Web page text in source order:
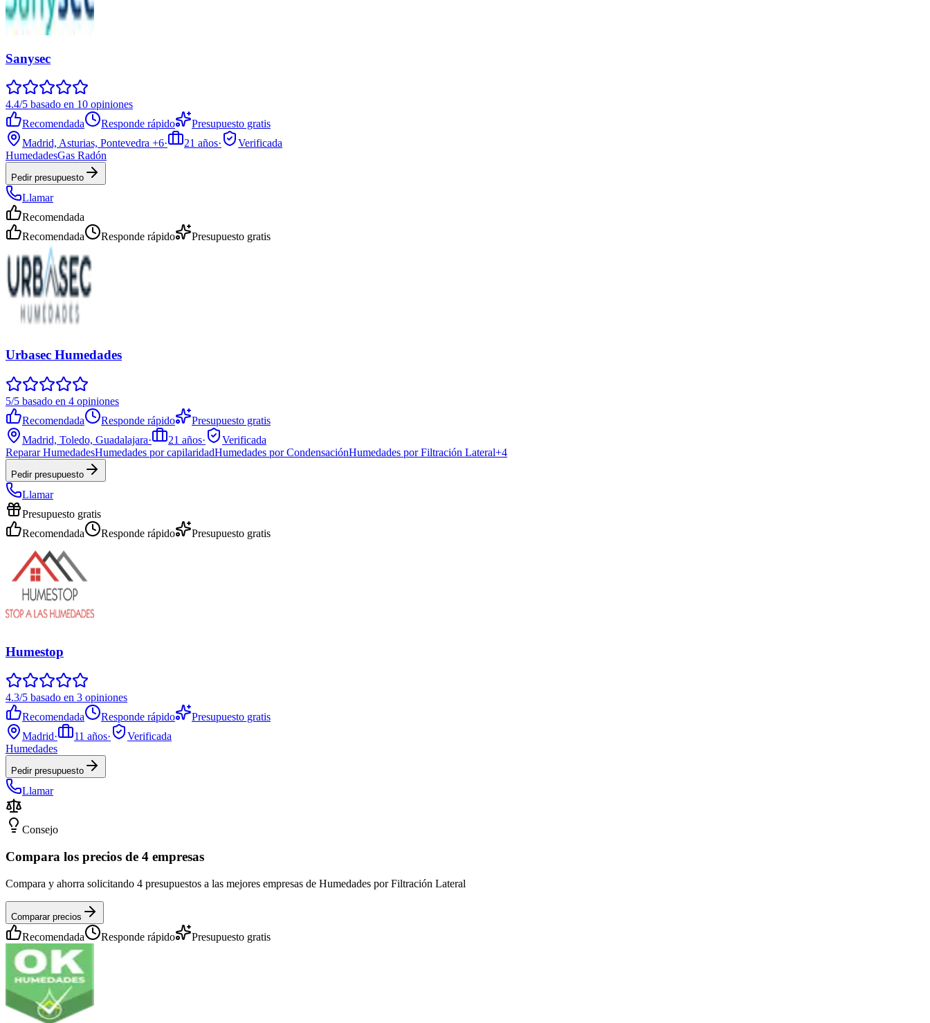
Sanysec
4.4/5 basado en 10 opiniones
Recomendada
Responde rápido
Presupuesto gratis
Madrid, Asturias, Pontevedra +6· 21 años·
Verificada
HumedadesGas Radón
Pedir presupuesto
Llamar
Recomendada
Recomendada
Responde rápido Presupuesto gratis
Urbasec Humedades
5/5 basado en 4 opiniones
Recomendada
Responde rápido
Presupuesto gratis
Madrid, Toledo, Guadalajara· 21 años·
Verificada
Reparar HumedadesHumedades por capilaridadHumedades por CondensaciónHumedades por Filtración Lateral+4
Pedir presupuesto
Llamar
Presupuesto gratis
Recomendada
Responde rápido Presupuesto gratis
Humestop
4.3/5 basado en 3 opiniones
Recomendada
Responde rápido
Presupuesto gratis
Madrid· 11 años·
Verificada
Humedades
Pedir presupuesto
Llamar
Consejo
Compara los precios de 4 empresas
Compara y ahorra solicitando 4 presupuestos a las mejores empresas de Humedades por Filtración Lateral
Comparar precios
Recomendada Responde rápido Presupuesto gratis